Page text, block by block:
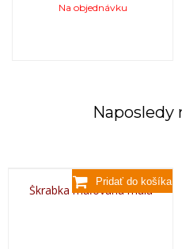
Na objednávku
Naposledy
Škrabka maľovaná malá